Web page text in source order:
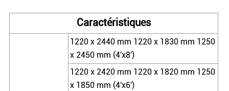
Caractéristiques
1220 x 2440 mm 1220 x 1830 mm 1250
x 2450 mm (4'x8')
1220 x 2420 mm 1220 x 1820 mm 1250
x 1850 mm (4'x6')